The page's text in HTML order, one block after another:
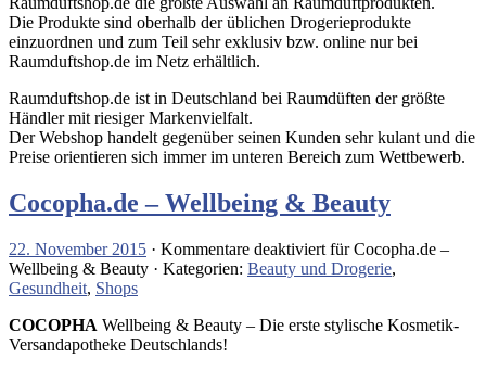
Die Produkte sind oberhalb der üblichen Drogerieprodukte
einzuordnen und zum Teil sehr exklusiv bzw. online nur bei
Raumduftshop.de im Netz erhältlich.
Raumduftshop.de ist in Deutschland bei Raumdüften der größte
Händler mit riesiger Markenvielfalt.
Der Webshop handelt gegenüber seinen Kunden sehr kulant und die
Preise orientieren sich immer im unteren Bereich zum Wettbewerb.
Cocopha.de – Wellbeing & Beauty
22. November 2015 · Kommentare deaktiviert für Cocopha.de –
Wellbeing & Beauty · Kategorien: Beauty und Drogerie,
Gesundheit, Shops
COCOPHA Wellbeing & Beauty – Die erste stylische Kosmetik-
Versandapotheke Deutschlands!